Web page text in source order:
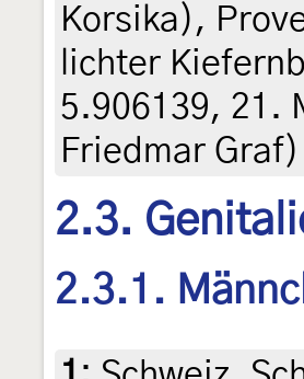
Korsika),
lichter
5.906139, 21.
Friedmar Graf)
2.3.
2.3.1.